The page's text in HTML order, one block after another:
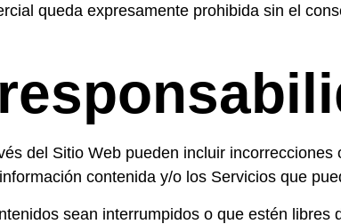
queda expresamente prohibida sin el
del Sitio Web pueden incluir
contenida y/o los Servicios que
sean interrumpidos o que estén libres